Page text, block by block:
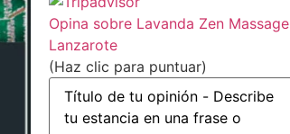
Opina sobre Lavanda Zen Massage
Lanzarote
(Haz clic para puntuar)